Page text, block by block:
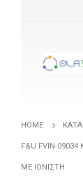
HOME
F&U FVIN-09034
ΜΕ ΙΟΝΙΣΤΉ